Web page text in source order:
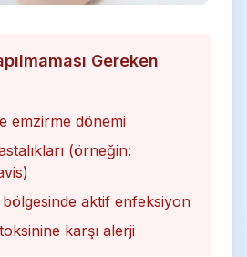
Gereken
emzirme dönemi
(örneğin:
aktif enfeksiyon
karşı alerji